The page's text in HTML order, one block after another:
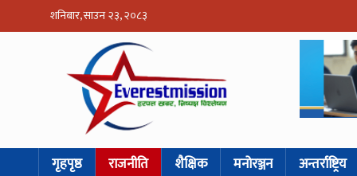
शनिबार, साउन २३, २०८३
गृहपृष्ठ राजनीति शैक्षिक मनोरञ्जन अन्तर्राष्ट्रिय